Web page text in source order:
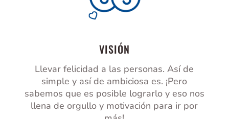
VISIÓN
Llevar felicidad a las personas. Así de
simple y así de ambiciosa es. ¡Pero
sabemos que es posible lograrlo y eso nos
llena de orgullo y motivación para ir por